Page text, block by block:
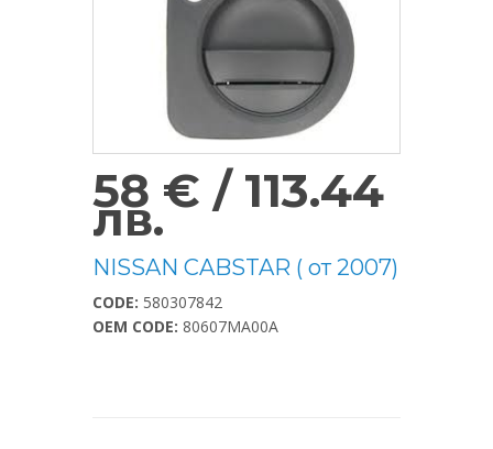
58 € / 113.44
лв.
NISSAN CABSTAR ( от 2007)
CODE: 580307842
OEM CODE: 80607MA00A